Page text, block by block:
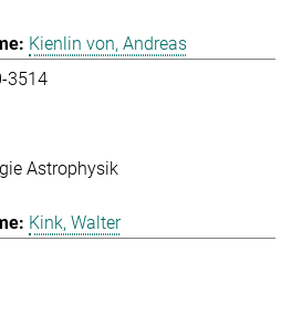
Kienlin von, Andreas
3514
Astrophysik
Kink, Walter